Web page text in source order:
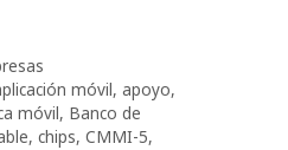
móvil, apoyo,
móvil, Banco de
, chips, CMMI-5,